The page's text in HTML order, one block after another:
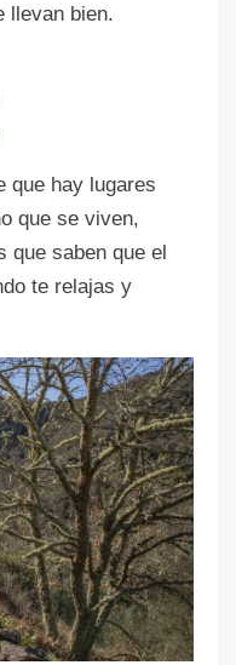
llevan bien.
que hay lugares
que se viven,
que saben que el
te relajas y